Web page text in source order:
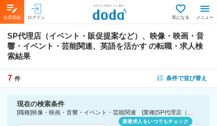
会員登録 ログイン 気になる メニュー
SP代理店（イベント・販促提案など）、映像・映画・音
響・イベント・芸能関連、英語を活かす の転職・求人検
索結果
7 件 条件で並び替え
現在の検索条件
[職種]映像・映画・音響・イベント・芸能関連 [業種]SP代理店（イベント・販促提案など）-インターネット・広告・メディア業界 [詳細条件](語学)英語を活かす
新着求人をいつでもチェック